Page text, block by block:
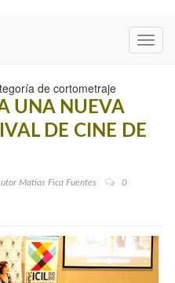
de cortometraje
UNA NUEVA
DE CINE DE
Matías Fica Fuentes
0